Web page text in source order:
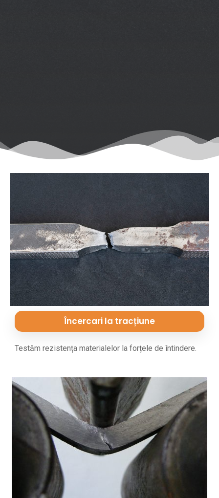
Încercari la tracțiune
Testăm rezistența materialelor la forțele de întindere.